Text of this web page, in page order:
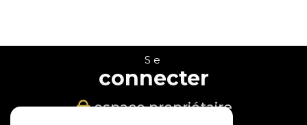
Se
connecter
espace propriétaire